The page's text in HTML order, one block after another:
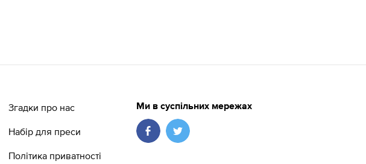
Згадки про нас
Набір для преси
Політика приватності
Ми в суспільних мережах